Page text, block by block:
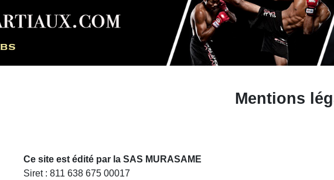
Mentions
Ce site est édité par la SAS MURASAME
Siret : 811 638 675 00017